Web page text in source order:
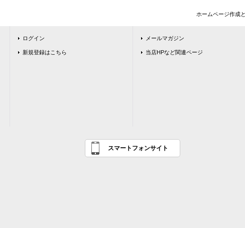
ホームページ作成
ログイン
新規登録はこちら
メールマガジン
当店HPなど関連ページ
スマートフォンサイト